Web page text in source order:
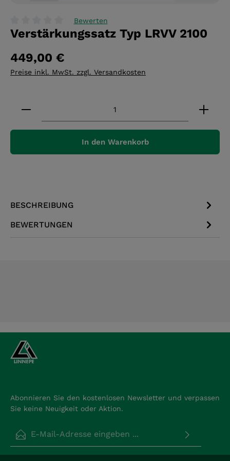
Durchschnittliche Bewertung von 0 von 5 Sternen
Bewerten
Verstärkungssatz Typ LRVV 2100
449,00 €
Preise inkl. MwSt. zzgl. Versandkosten
Produkt Anzahl: Gib den gewünschten Wert
In den Warenkorb
BESCHREIBUNG
BEWERTUNGEN
Abonnieren Sie den kostenlosen Newsletter und verpassen
Sie keine Neuigkeit oder Aktion.
Datenschutz